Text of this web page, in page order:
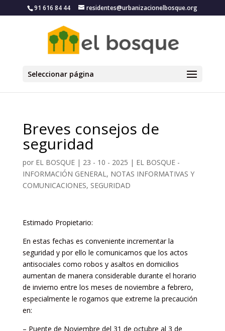
91 616 84 44 residentes@urbanizacionelbosque.org
Seleccionar página
Breves consejos de
seguridad
por EL BOSQUE| 23 - 10 - 2025 | EL BOSQUE -
INFORMACIÓN GENERAL, NOTAS INFORMATIVAS Y
COMUNICACIONES, SEGURIDAD
Estimado Propietario:
En estas fechas es conveniente incrementar la
seguridad y por ello le comunicamos que los actos
antisociales como robos y asaltos en domicilios
aumentan de manera considerable durante el horario
de invierno entre los meses de noviembre a febrero,
especialmente le rogamos que extreme la precaución
en:
– Puente de Noviembre del 31 de octubre al 3 de